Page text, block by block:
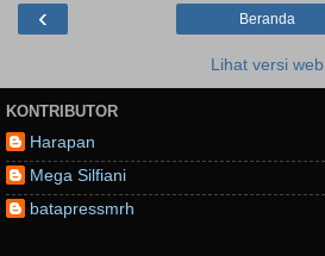
‹ Beranda
Lihat versi web
KONTRIBUTOR
Harapan
Mega Silfiani
batapressmrh